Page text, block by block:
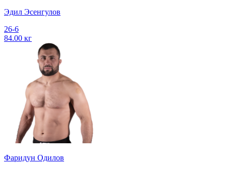
Эдил Эсенгулов
26-6
84.00 кг
Фаридун Одилов